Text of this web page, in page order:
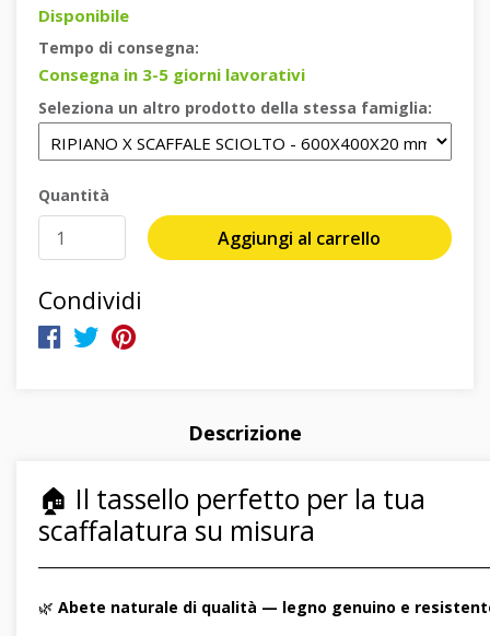
Disponibile
Tempo di consegna:
Consegna in 3-5 giorni lavorativi
Seleziona un altro prodotto della stessa famiglia:
Quantità
Aggiungi al carrello
Condividi
Descrizione
🏠 Il tassello perfetto per la tua
scaffalatura su misura
🌿 Abete naturale di qualità — legno genuino e